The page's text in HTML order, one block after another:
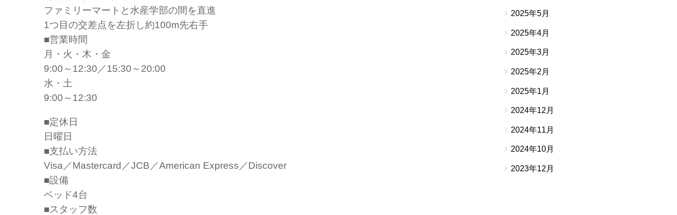
ファミリーマートと水産学部の間を直進
1つ目の交差点を左折し約100m先右手
■営業時間
月・火・木・金
9:00～12:30／15:30～20:00
水・土
9:00～12:30
■定休日
日曜日
■支払い方法
Visa／Mastercard／JCB／American Express／Discover
■設備
ベッド4台
■スタッフ数
2025年5月
2025年4月
2025年3月
2025年2月
2025年1月
2024年12月
2024年11月
2024年10月
2023年12月